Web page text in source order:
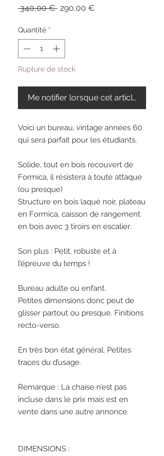
340,00 € Prix
290,00 €
Quantité *
Rupture de stock
Me notifier lorsque cet article est
Voici un bureau, vintage années 60
qui sera parfait pour les étudiants.
Solide, tout en bois recouvert de
Formica, il résistera à toute attaque
(ou presque)
Structure en bois laqué noir, plateau
en Formica, caisson de rangement
en bois avec 3 tiroirs en escalier.
Son plus : Petit, robuste et à
l’épreuve du temps !
Bureau adulte ou enfant.
Petites dimensions donc peut de
glisser partout ou presque. Finitions
recto-verso.
En très bon état général. Petites
traces du d’usage.
Remarque : La chaise n’est pas
incluse dans le prix mais est en
vente dans une autre annonce.
DIMENSIONS :